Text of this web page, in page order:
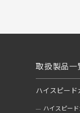
取扱製品一
ハイスピー
ハイスピー